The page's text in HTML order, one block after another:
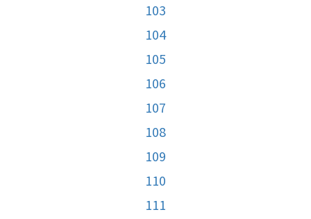
103
104
105
106
107
108
109
110
111